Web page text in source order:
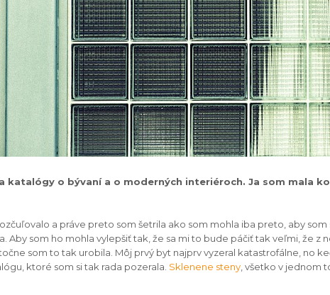
katalógy o bývaní a o moderných interiéroch. Ja som mala
a práve preto som šetrila ako som mohla iba preto, aby som
Aby som ho mohla vylepšiť tak, že sa mi to bude páčiť tak veľmi, že z
som to tak urobila. Môj prvý byt najprv vyzeral katastrofálne, no
ktoré som si tak rada pozerala. Sklenene steny , všetko v jednom